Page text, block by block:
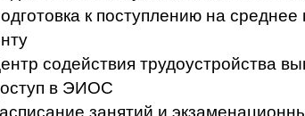
к поступлению на
содействия трудоустройства
в ЭИОС
занятий и